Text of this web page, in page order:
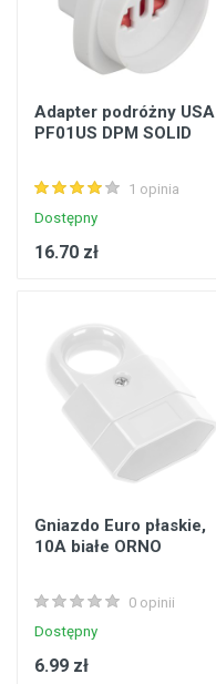
Adapter podróżny USA
PF01US DPM SOLID
1 opinia
Dostępny
16.70 zł
Gniazdo Euro płaskie,
10A białe ORNO
0 opinii
Dostępny
6.99 zł